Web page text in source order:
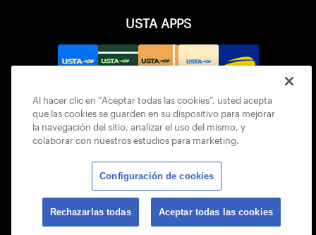
USTA APPS
© 2026 USTA ALL RIGHTS RESERVED
Al hacer clic en “Aceptar todas las cookies”, usted acepta
que las cookies se guarden en su dispositivo para mejorar
la navegación del sitio, analizar el uso del mismo, y
colaborar con nuestros estudios para marketing.
Configuración de cookies
Rechazarlas todas Aceptar todas las cookies